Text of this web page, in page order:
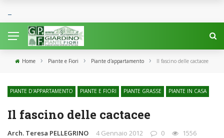
Home › Piante e Fiori › Piante d'appartamento › Il fascino delle cactacee
PIANTE D'APPARTAMENTO PIANTE E FIORI PIANTE GRASSE PIANTE IN CASA
Il fascino delle cactacee
Arch. Teresa PELLEGRINO 4 Gennaio 2012 0 1556